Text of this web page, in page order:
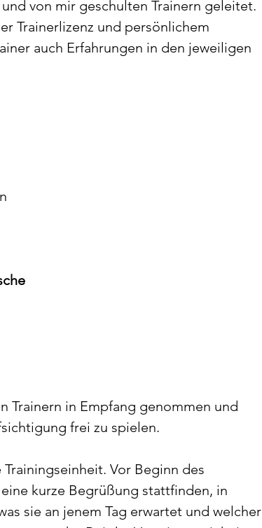
von mir geschulten Trainern geleitet.
Trainerlizenz und persönlichem
auch Erfahrungen in den jeweiligen
Trainern in Empfang genommen und
frei zu spielen.
Vor Beginn des
kurze Begrüßung stattfinden, in
sie an jenem Tag erwartet und welcher